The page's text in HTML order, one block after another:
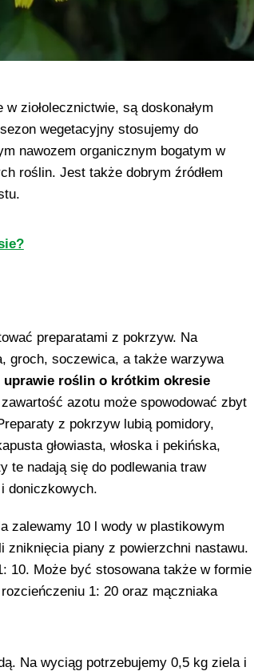
ziołolecznictwie, są doskonałym
wegetacyjny stosujemy do
nawozem organicznym bogatym w
roś­lin. Jest także dobrym źródłem
preparatami z pokrzyw. Na
groch, soczewica, a także warzywa
uprawie roślin o krótkim okresie
azotu może spowodować zbyt
z pokrzyw lubią pomidory,
głowiasta, włoska i pekińska,
te nadają się do podlewania traw
doniczkowych.
zalewamy 10 l wody w plastikowym
zniknięcia piany z powierzchni nastawu.
10. Może być stosowana także w formie
1: 20 oraz mączniaka
Na wyciąg potrzebujemy 0,5 kg ziela i